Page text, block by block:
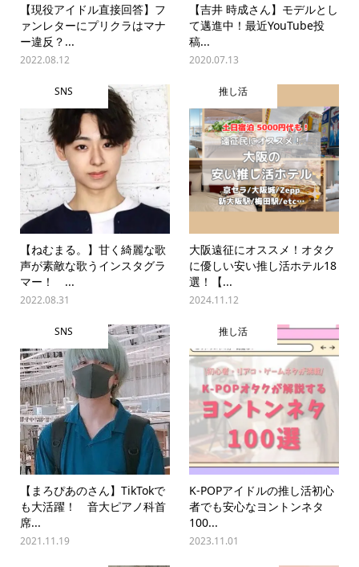
【現役アイドル直接回答】フ
ァンレターにプリクラはマナ
ー違反？...
2022.08.12
【吉井 時成さん】モデルとし
て邁進中！最近YouTube投
稿...
2020.07.13
SNS
【ねむまる。】甘く綺麗な歌
声が素敵な歌うインスタグラ
マー！ ...
2022.08.31
推し活
大阪遠征にオススメ！オタク
に優しい安い推し活ホテル18
選！【...
2024.11.12
SNS
【まろぴあのさん】TikTokで
も大活躍！ 音大ピアノ科首
席...
2021.11.19
推し活
K-POPアイドルの推し活初心
者でも安心なヨントンネタ
100...
2023.11.01